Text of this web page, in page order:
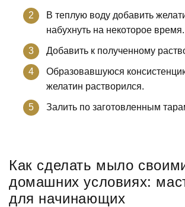
В теплую воду добавить
набухнуть на некоторое время.
Добавить к полученному
Образовавшуюся
желатин растворился.
Залить по заготовленным
Как сделать мыло
домашних условиях:
для начинающих